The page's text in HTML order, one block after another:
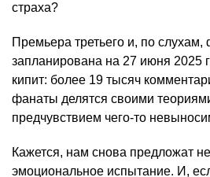
страха?
Премьера третьего и, по слухам,
запланирована на 27 июня 2025
кипит: более 19 тысяч
фанаты делятся своими
предчувствием чего-то
Кажется, нам снова предложат
эмоциональное испытание. И,